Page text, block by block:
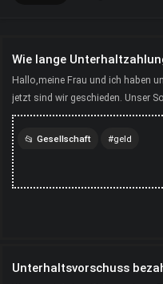
Wie lange
Hallo,meine Frau und ich haben
jetzt sind wir geschieden. Unser
noch bei ihr, er verdient noch kein
Gesellschaft geld
unterhalt
Unterhaltsvorschuss